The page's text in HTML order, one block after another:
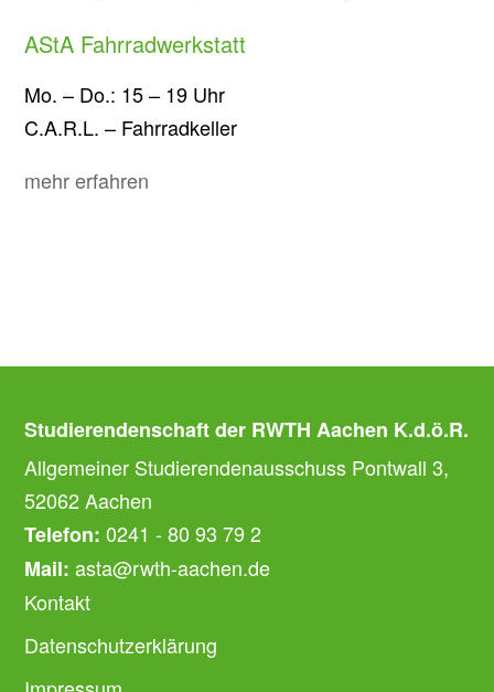
AStA Fahrradwerkstatt
Mo. – Do.: 15 – 19 Uhr
C.A.R.L. – Fahrradkeller
mehr erfahren
Studierendenschaft der RWTH Aachen K.d.ö.R.
Allgemeiner Studierendenausschuss Pontwall 3,
52062 Aachen
Telefon: 0241 - 80 93 79 2
Mail: asta@rwth-aachen.de
Kontakt
Datenschutzerklärung